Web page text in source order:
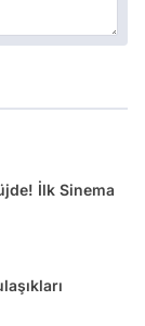
İlk Sinema